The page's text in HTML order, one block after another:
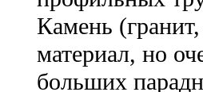
Камень
материал, но
больших